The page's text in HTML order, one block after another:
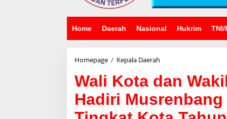
Home Daerah Nasional Hukrim TNI/
Homepage / Kepala Daerah
dan
Wakil
Wali
Kota
Tanjungbalai
Wali Kota dan
Hadiri